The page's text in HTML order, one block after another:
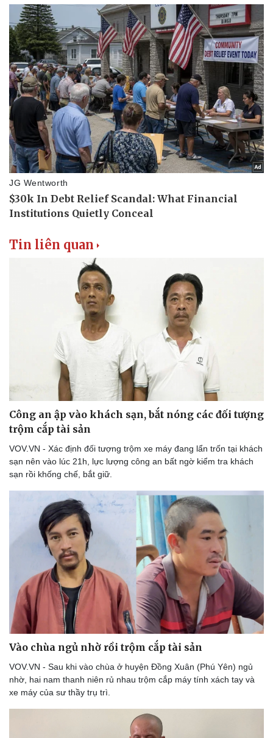
Thể thao
Bóng đá
Lịch thi đấu bóng đá
Thế giới thể thao
eSports
Hậu trường
Ô tô - Xe máy
Ô tô
Xe máy
Tư vấn
Tin liên quan
Công an ập vào khách sạn, bắt nóng các đối tượng
trộm cắp tài sản
VOV.VN - Xác định đối tượng trộm xe máy đang lẩn trốn tại khách
sạn nên vào lúc 21h, lực lượng công an bất ngờ kiểm tra khách
sạn rồi khống chế, bắt giữ.
Vào chùa ngủ nhờ rồi trộm cắp tài sản
VOV.VN - Sau khi vào chùa ở huyện Đồng Xuân (Phú Yên) ngủ
nhờ, hai nam thanh niên rủ nhau trộm cắp máy tính xách tay và
xe máy của sư thầy trụ trì.